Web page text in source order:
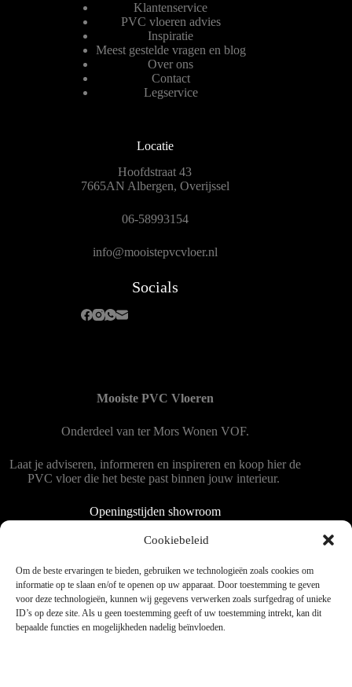
Cookiebeleid
Om de beste ervaringen te bieden, gebruiken we technologieën zoals cookies om
informatie op te slaan en/of te openen op uw apparaat. Door toestemming te geven
voor deze technologieën, kunnen wij gegevens verwerken zoals surfgedrag of unieke
ID’s op deze site. Als u geen toestemming geeft of uw toestemming intrekt, kan dit
bepaalde functies en mogelijkheden nadelig beïnvloeden.
Klantenservice
PVC vloeren advies
Inspiratie
Meest gestelde vragen en blog
Over ons
Contact
Legservice
Locatie
Hoofdstraat 43
7665AN Albergen, Overijssel
06-58993154
info@mooistepvcvloer.nl
Socials
Mooiste PVC Vloeren
Onderdeel van ter Mors Wonen VOF.
Laat je adviseren, informeren en inspireren en koop hier de
PVC vloer die het beste past binnen jouw interieur.
Openingstijden showroom
Dinsdag tot en met vrijdag 9:00 - 18:00
Zaterdag 9:00 tot 15:00
Copyright © 2025 - WordPress thema door blocksy - Made by
Jim ter Mors